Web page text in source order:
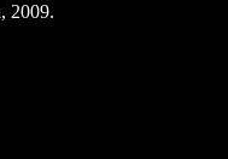
2009.